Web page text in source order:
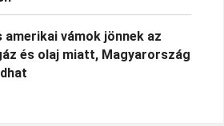
amerikai vámok jönnek az
és olaj miatt, Magyarország